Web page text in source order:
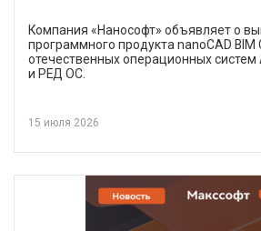
​Компания «Нанософт» объявляет о
программного продукта nanoCAD BIM
отечественных операционных
и РЕД ОС.
15 июля 2026